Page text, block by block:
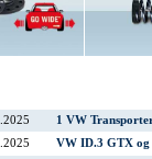
1 VW
VW ID.3 GTX